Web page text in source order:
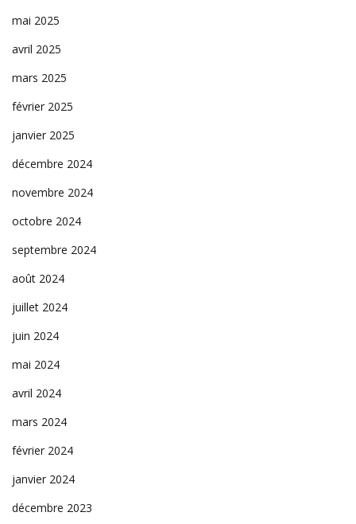
mai 2025
avril 2025
mars 2025
février 2025
janvier 2025
décembre 2024
novembre 2024
octobre 2024
septembre 2024
août 2024
juillet 2024
juin 2024
mai 2024
avril 2024
mars 2024
février 2024
janvier 2024
décembre 2023